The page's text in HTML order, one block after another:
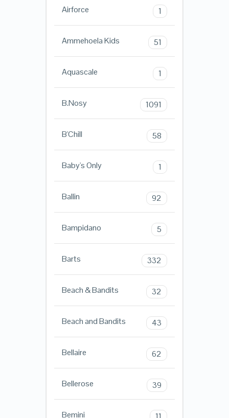
Airforce 1
Ammehoela Kids 51
Aquascale 1
B.Nosy 1091
B'Chill 58
Baby's Only 1
Ballin 92
Bampidano 5
Barts 332
Beach & Bandits 32
Beach and Bandits 43
Bellaire 62
Bellerose 39
Bemini